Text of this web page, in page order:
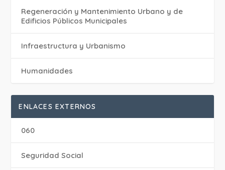
Regeneración y Mantenimiento Urbano y de
Edificios Públicos Municipales
Infraestructura y Urbanismo
Humanidades
ENLACES EXTERNOS
060
Seguridad Social